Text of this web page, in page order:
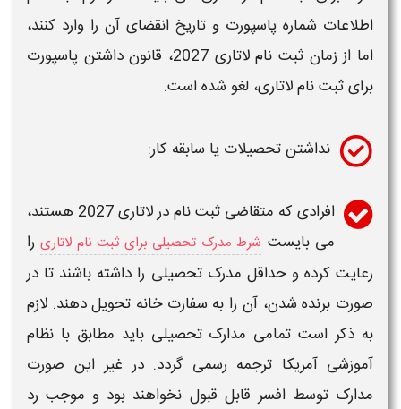
اطلاعات شماره پاسپورت و تاریخ انقضای آن را وارد کنند،
اما از زمان ثبت نام لاتاری 2027
، قانون داشتن پاسپورت
برایثبت نام لاتاری، لغو شده است.
نداشتن تحصیلات یا سابقه کار:
افرادی که متقاضی ثبت نامدرلاتاری2027 هستند،
می بایست شرط مدرک تحصیلی برای ثبت نام لاتاریرا
رعایت کرده و حداقل مدرک تحصیلی را داشته باشند تا در
صورت برنده شدن، آن را به سفارت خانه تحویل دهند. لازم
به ذکر است تمامی مدارک تحصیلی باید مطابق با نظام
آموزشیآمریکا ترجمه رسمی گردد. در غیر این صورت
مدارک توسط افسر قابل قبول نخواهند بود و موجب رد